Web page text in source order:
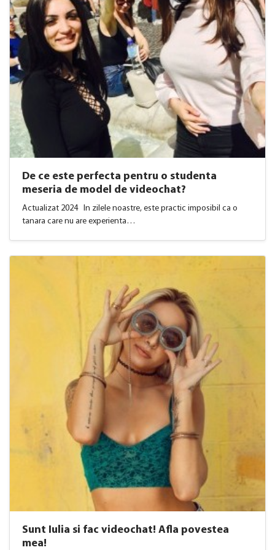
De ce este perfecta pentru o studenta
meseria de model de videochat?
Actualizat 2024 In zilele noastre, este practic imposibil ca o
tanara care nu are experienta…
Sunt Iulia si fac videochat! Afla povestea
mea!